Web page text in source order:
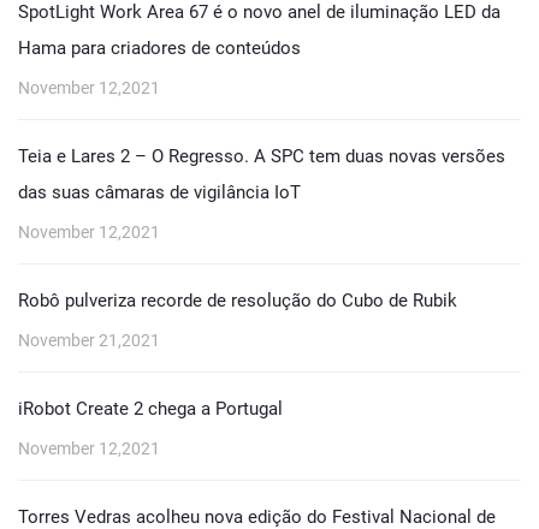
SpotLight Work Area 67 é o novo anel de iluminação LED da
Hama para criadores de conteúdos
November 12,2021
Teia e Lares 2 – O Regresso. A SPC tem duas novas versões
das suas câmaras de vigilância IoT
November 12,2021
Robô pulveriza recorde de resolução do Cubo de Rubik
November 21,2021
iRobot Create 2 chega a Portugal
November 12,2021
Torres Vedras acolheu nova edição do Festival Nacional de